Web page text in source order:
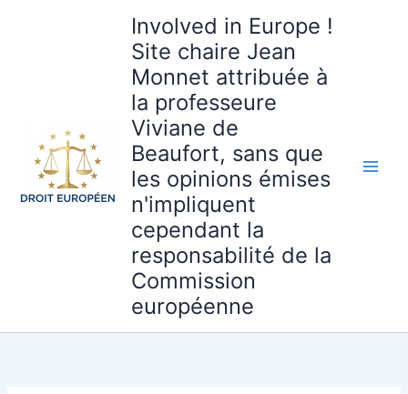
Involved in Europe !
Site chaire Jean
Monnet attribuée à
la professeure
Viviane de
Beaufort, sans que
les opinions émises
n'impliquent
cependant la
responsabilité de la
Commission
européenne